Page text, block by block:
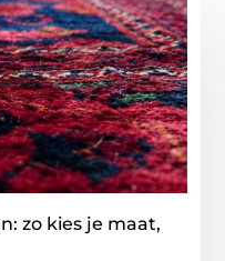
zo kies je maat,